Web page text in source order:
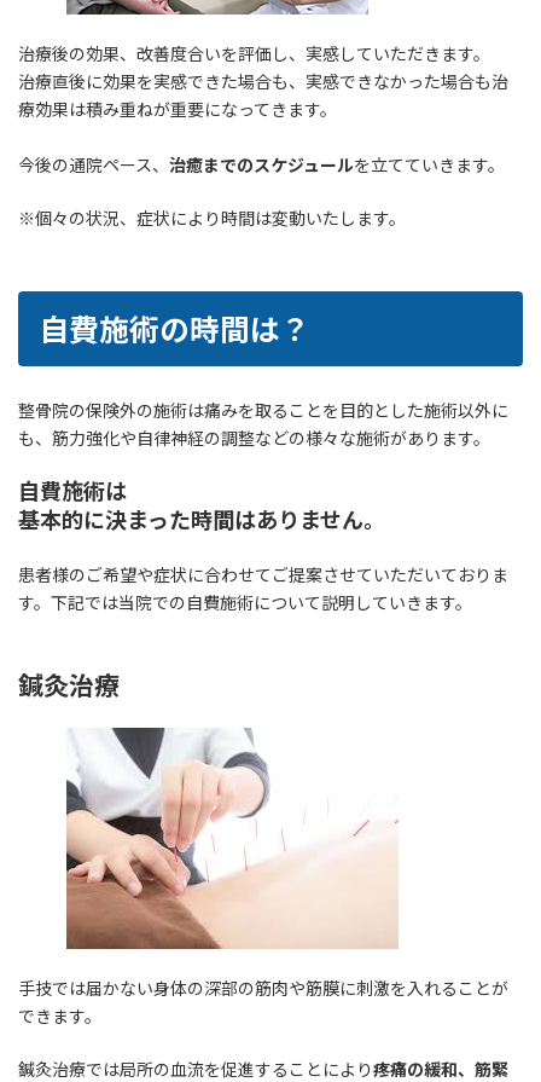
治療後の効果、改善度合いを評価し、実感していただきます。
治療直後に効果を実感できた場合も、実感できなかった場合も治
療効果は積み重ねが重要になってきます。
今後の通院ペース、 治癒までのスケジュールを立てていきます。
※個々の状況、症状により時間は変動いたします。
自費施術の時間は？
整骨院の保険外の施術は痛みを取ることを目的とした施術以外に
も、筋力強化や自律神経の調整などの様々な施術があります。
自費施術は
基本的に決まった時間はありません。
患者様のご希望や症状に合わせてご提案させていただいておりま
す。下記では当院での自費施術について説明していきます。
鍼灸治療
手技では届かない身体の深部の筋肉や筋膜に刺激を入れることが
できます。
鍼灸治療では局所の血流を促進することにより疼痛の緩和、筋緊